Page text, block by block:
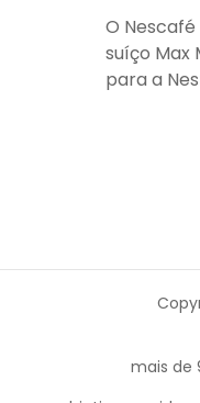
O
suíço Max
para a
mais de